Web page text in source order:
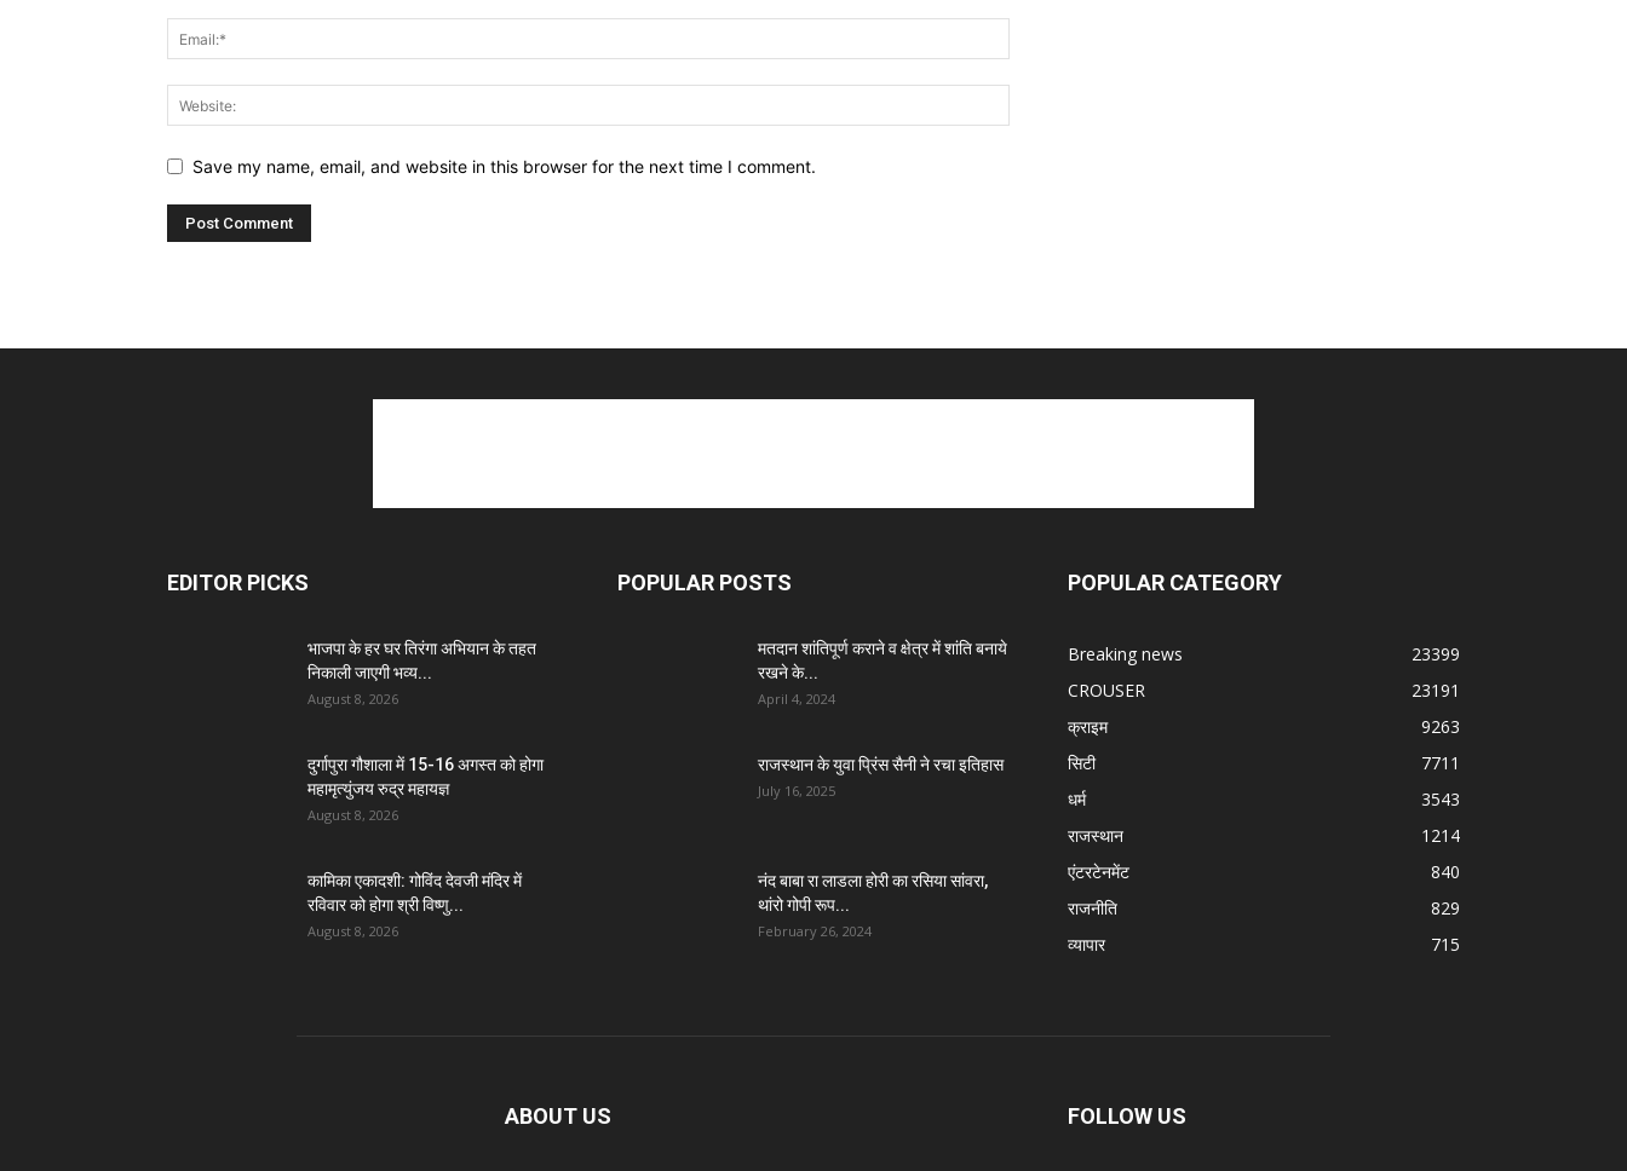
Save my name, email, and website in this browser for the next time I comment.
EDITOR PICKS
भाजपा के हर घर तिरंगा अभियान के तहत
निकाली जाएगी भव्य...
August 8, 2026
दुर्गापुरा गौशाला में 15-16 अगस्त को होगा
महामृत्युंजय रुद्र महायज्ञ
August 8, 2026
कामिका एकादशी: गोविंद देवजी मंदिर में
रविवार को होगा श्री विष्णु...
August 8, 2026
POPULAR POSTS
मतदान शांतिपूर्ण कराने व क्षेत्र में शांति बनाये
रखने के...
April 4, 2024
राजस्थान के युवा प्रिंस सैनी ने रचा इतिहास
July 16, 2025
नंद बाबा रा लाडला होरी का रसिया सांवरा,
थांरो गोपी रूप...
February 26, 2024
POPULAR CATEGORY
Breaking news
23399
CROUSER
23191
क्राइम
9263
सिटी
7711
धर्म
3543
राजस्थान
1214
एंटरटेनमेंट
840
राजनीति
829
व्यापार
715
ABOUT US FOLLOW US